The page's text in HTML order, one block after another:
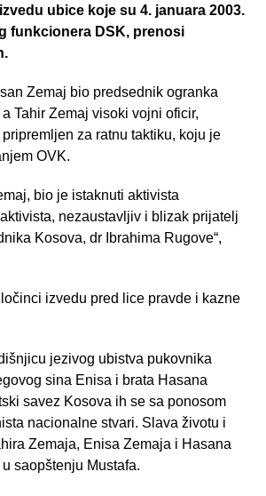
ubice koje su 4. januara 2003.
funkcionera DSK, prenosi
Zemaj bio predsednik ogranka
Tahir Zemaj visoki vojni oficir,
za ratnu taktiku, koju je
OVK.
bio je istaknuti aktivista
nezaustavljiv i blizak prijatelj
Kosova, dr Ibrahima Rugove“,
izvedu pred lice pravde i kazne
jezivog ubistva pukovnika
sina Enisa i brata Hasana
savez Kosova ih se sa ​​ponosom
nacionalne stvari. Slava životu i
Zemaja, Enisa Zemaja i Hasana
saopštenju Mustafa.